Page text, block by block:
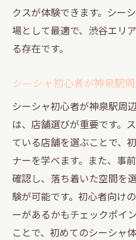
シーシャを通じて
はの遊び
渋谷シーシャで個
シーシャで渋谷道
渋谷道玄坂でシー
ポイント
シーシャと渋谷カ
ックス体験
円山町のシーシャで
円山町のシーシャ
シーシャで円山
クスが体験できます。シー
場として最適で、渋谷エリ
る存在です。
シーシャ初心者が神泉駅
シーシャ初心者が神泉駅周
は、店舗選びが重要です。
ている店舗を選ぶことで、
ナーを学べます。また、事
確認し、落ち着いた空間を
験が可能です。初心者向け
ーがあるかもチェックポイ
ことで、初めてのシーシャ